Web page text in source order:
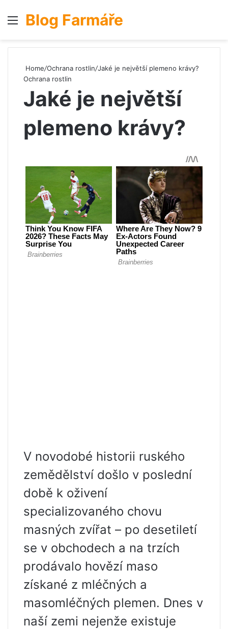
Menu
Blog Farmáře
Home/Ochrana rostlin/Jaké je největší plemeno krávy?
Ochrana rostlin
Jaké je největší
plemeno krávy?
V novodobé historii ruského
zemědělství došlo v poslední
době k oživení
specializovaného chovu
masných zvířat – po desetiletí
se v obchodech a na trzích
prodávalo hovězí maso
získané z mléčných a
masomléčných plemen. Dnes v
naší zemi nejenže existuje